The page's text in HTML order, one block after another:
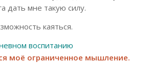
дать мне такую силу.
каяться.
воспитанию
моё ограниченное мышление.